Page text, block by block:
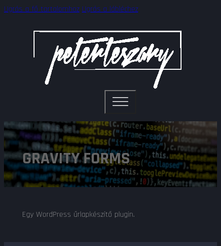
Ugrás a fő tartalomhoz Ugrás a lábléchez
GRAVITY FORMS
Egy WordPress űrlapkészítő plugin.